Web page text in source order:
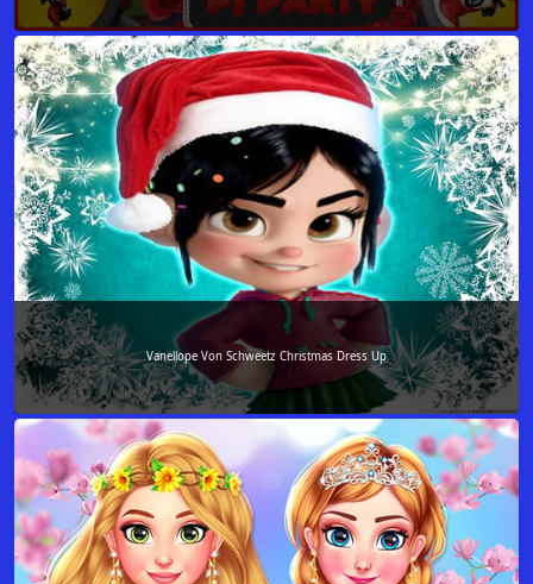
Vanellope Von Schweetz Christmas Dress Up